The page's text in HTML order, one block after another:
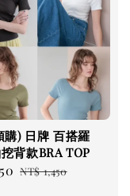
購) 日牌 百搭羅
背款BRA TOP
Regular
NT$ 1,450